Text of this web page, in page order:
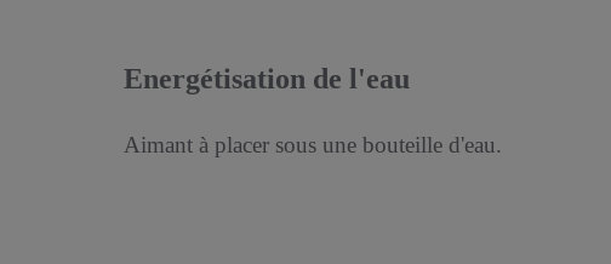
Energétisation de l'eau
Aimant à placer sous une bouteille d'eau.